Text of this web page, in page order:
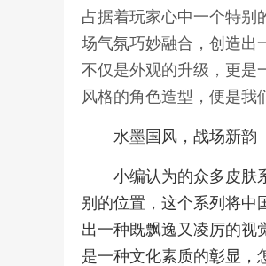
占据着玩家心中一个特别
场气氛巧妙融合，创造出
不仅是外观的升级，更是
风格的角色造型，便是我
水墨国风，战场新韵
小编认为的众多皮肤
别的位置，这个系列将中
出一种既飘逸又凌厉的视
是一种文化素质的彰显，